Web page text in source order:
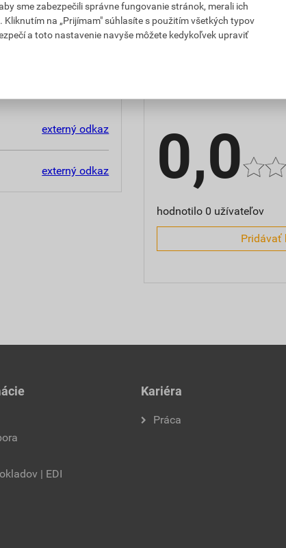
kg
26,42 EUR
s DPH za kg
externý odkaz
externý odkaz
značka
0,0
hodnotilo 0 užívateľov
Pridávať
| EDI
Kariéra
Práca
sme zabezpečili správne fungovanie stránok, merali ich
na „Prijímam" súhlasíte s použitím všetkých typov
a toto nastavenie navyše môžete kedykoľvek upraviť